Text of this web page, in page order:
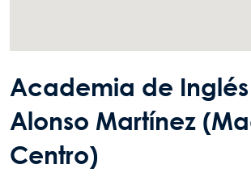
Academia de
Alonso Martínez
Centro)